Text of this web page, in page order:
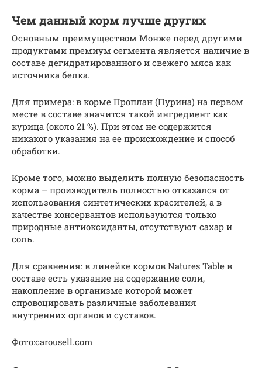
Чем данный корм лучше других
Основным преимуществом Монже перед другими
продуктами премиум сегмента является наличие в
составе дегидратированного и свежего мяса как
источника белка.
Для примера: в корме Проплан (Пурина) на первом
месте в составе значится такой ингредиент как
курица (около 21 %). При этом не содержится
никакого указания на ее происхождение и способ
обработки.
Кроме того, можно выделить полную безопасность
корма – производитель полностью отказался от
использования синтетических красителей, а в
качестве консервантов используются только
природные антиоксиданты, отсутствуют сахар и
соль.
Для сравнения: в линейке кормов Natures Table в
составе есть указание на содержание соли,
накопление в организме которой может
спровоцировать различные заболевания
внутренних органов и суставов.
Фото:carousell.com